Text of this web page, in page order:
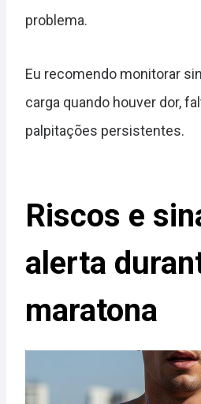
problema.
Eu recomendo monitorar
carga quando houver dor,
palpitações persistentes.
Riscos e
alerta
maratona